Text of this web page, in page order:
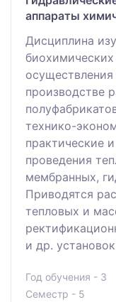
аппараты
Дисциплина
производстве
технико-
практические
проведения
мембранных,
Приводятся
тепловых и
и др.
Год обучения - 3
Семестр - 5